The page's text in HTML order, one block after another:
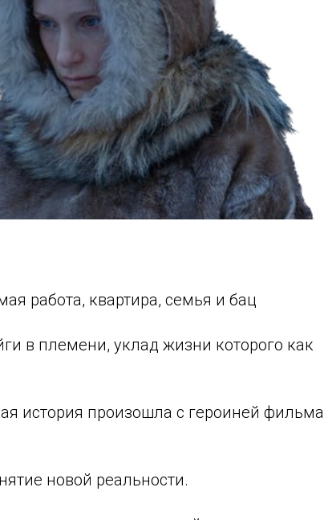
работа, квартира, семья и бац
в племени, уклад жизни которого как
история произошла с героиней фильма
новой реальности.